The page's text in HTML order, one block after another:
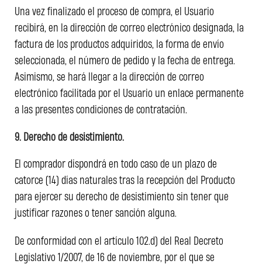
Una vez finalizado el proceso de compra, el Usuario
recibirá, en la dirección de correo electrónico designada, la
factura de los productos adquiridos, la forma de envío
seleccionada, el número de pedido y la fecha de entrega.
Asimismo, se hará llegar a la dirección de correo
electrónico facilitada por el Usuario un enlace permanente
a las presentes condiciones de contratación.
9. Derecho de desistimiento.
El comprador dispondrá en todo caso de un plazo de
catorce (14) días naturales tras la recepción del Producto
para ejercer su derecho de desistimiento sin tener que
justificar razones o tener sanción alguna.
De conformidad con el artículo 102.d) del Real Decreto
Legislativo 1/2007, de 16 de noviembre, por el que se